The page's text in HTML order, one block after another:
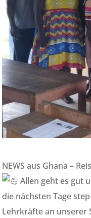
NEWS aus Ghana –
Allen geht es gut
die nächsten Tage
Lehrkräfte an unserer